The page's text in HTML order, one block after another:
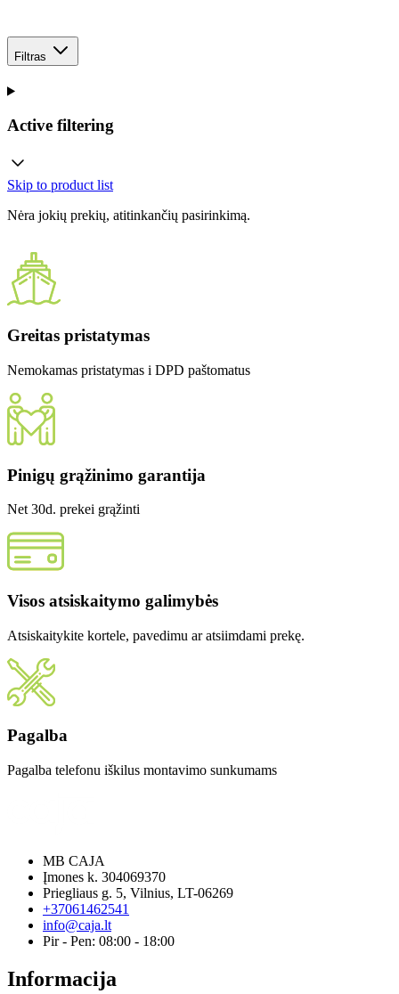
Filtras
Active filtering
Skip to product list
Nėra jokių prekių, atitinkančių pasirinkimą.
Greitas pristatymas
Nemokamas pristatymas i DPD paštomatus
Pinigų grąžinimo garantija
Net 30d. prekei grąžinti
Visos atsiskaitymo galimybės
Atsiskaitykite kortele, pavedimu ar atsiimdami prekę.
Pagalba
Pagalba telefonu iškilus montavimo sunkumams
MB CAJA
Įmones k. 304069370
Priegliaus g. 5, Vilnius, LT-06269
+37061462541
info@caja.lt
Pir - Pen: 08:00 - 18:00
Informacija